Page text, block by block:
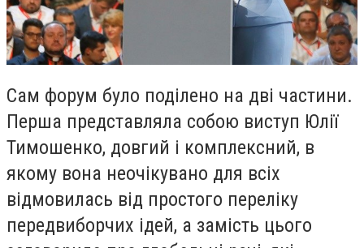
Сам форум було поділено на дві частини.
Перша представляла собою виступ Юлії
Тимошенко, довгий і комплексний, в
якому вона неочікувано для всіх
відмовилась від простого переліку
передвиборчих ідей, а замість цього